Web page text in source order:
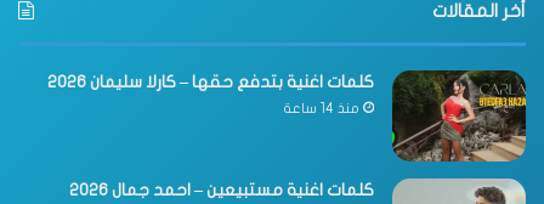
أخر المقالات
كلمات اغنية بتدفع حقها – كارلا سليمان 2026
منذ 14 ساعة
كلمات اغنية مستبيعين – احمد جمال 2026